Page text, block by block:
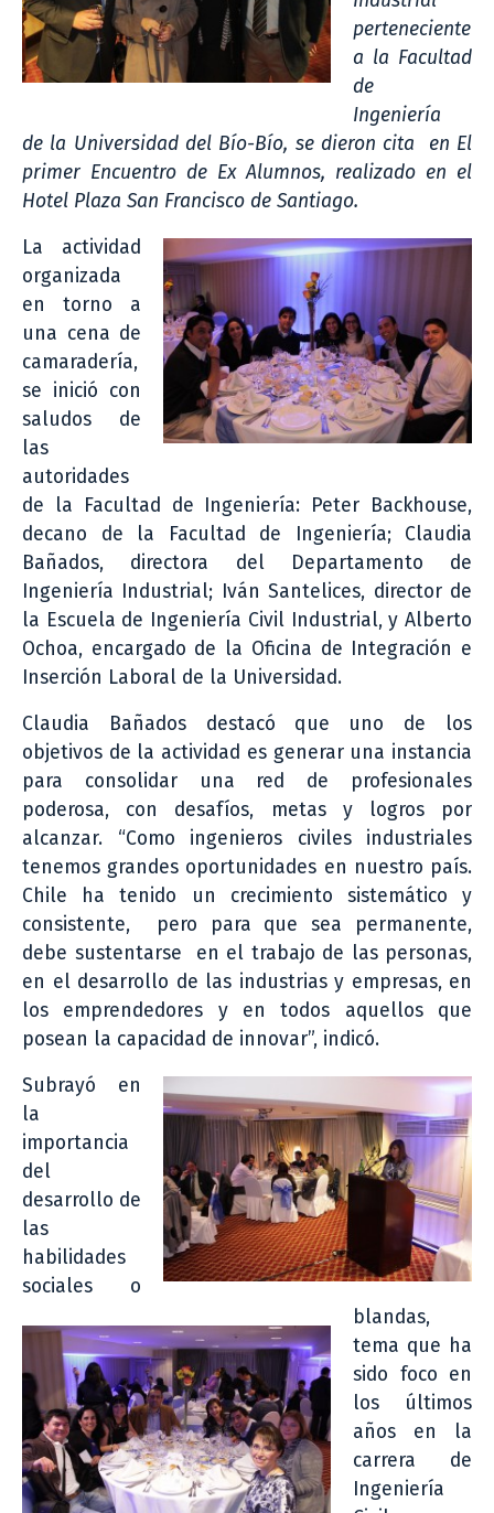
perteneciente
a la Facultad
de
Ingeniería
de la Universidad del Bío-Bío, se dieron cita en El
primer Encuentro de Ex Alumnos, realizado en el
Hotel Plaza San Francisco de Santiago.
La actividad
organizada
en torno a
una cena de
camaradería,
se inició con
saludos de
las
autoridades
de la Facultad de Ingeniería: Peter Backhouse,
decano de la Facultad de Ingeniería; Claudia
Bañados, directora del Departamento de
Ingeniería Industrial; Iván Santelices, director de
la Escuela de Ingeniería Civil Industrial, y Alberto
Ochoa, encargado de la Oficina de Integración e
Inserción Laboral de la Universidad.
Claudia Bañados destacó que uno de los
objetivos de la actividad es generar una instancia
para consolidar una red de profesionales
poderosa, con desafíos, metas y logros por
alcanzar. “Como ingenieros civiles industriales
tenemos grandes oportunidades en nuestro país.
Chile ha tenido un crecimiento sistemático y
consistente, pero para que sea permanente,
debe sustentarse en el trabajo de las personas,
en el desarrollo de las industrias y empresas, en
los emprendedores y en todos aquellos que
posean la capacidad de innovar”, indicó.
Subrayó en
la
importancia
del
desarrollo de
las
habilidades
sociales o
blandas,
tema que ha
sido foco en
los últimos
años en la
carrera de
Ingeniería